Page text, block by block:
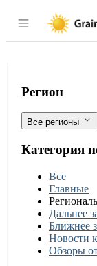
Раздел
Рост
Фильтры
Регион
Все регионы
Категория
Все
Главные
Дальнее
Ближнее
Новости
Обзоры